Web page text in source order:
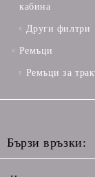
кабина
Други филтри
Ремъци
Ремъци за
Бързи връзки: